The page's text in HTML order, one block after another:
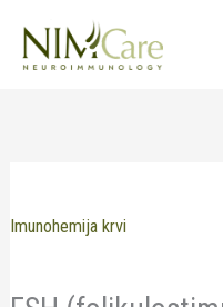
Imunohemija krvi